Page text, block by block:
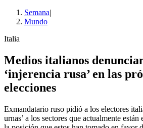
Semana|
Mundo
Italia
Medios italianos
‘injerencia rusa’ en las
elecciones
Exmandatario ruso pidió a los electores
urnas’ a los sectores que actualmente